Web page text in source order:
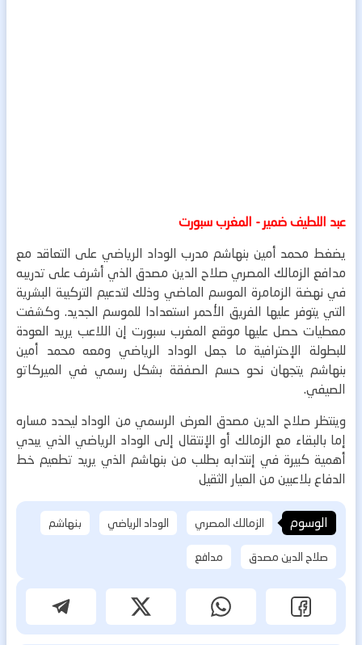
عبد اللطيف ضمير - المغرب سبورت
يضغط محمد أمين بنهاشم مدرب الوداد الرياضي على التعاقد مع
مدافع الزمالك المصري صلاح الدين مصدق الذي أشرف على تدريبه
في نهضة الزمامرة الموسم الماضي وذلك لتدعيم التركيبة البشرية
التي يتوفر عليها الفريق الأحمر استعدادا للموسم الجديد. وكشفت
معطيات حصل عليها موقع المغرب سبورت إن اللاعب يريد العودة
للبطولة الإحترافية ما جعل الوداد الرياضي ومعه محمد أمين
بنهاشم يتجهان نحو حسم الصفقة بشكل رسمي في الميركاتو
الصيفي.
وينتظر صلاح الدين مصدق العرض الرسمي من الوداد ليحدد مساره
إما بالبقاء مع الزمالك أو الإنتقال إلى الوداد الرياضي الذي يبدي
أهمية كبيرة في إنتدابه بطلب من بنهاشم الذي يريد تطعيم خط
الدفاع بلاعبين من العيار الثقيل
الوسوم الزمالك المصري الوداد الرياضي
بنهاشم
صلاح الدين مصدق
مدافع